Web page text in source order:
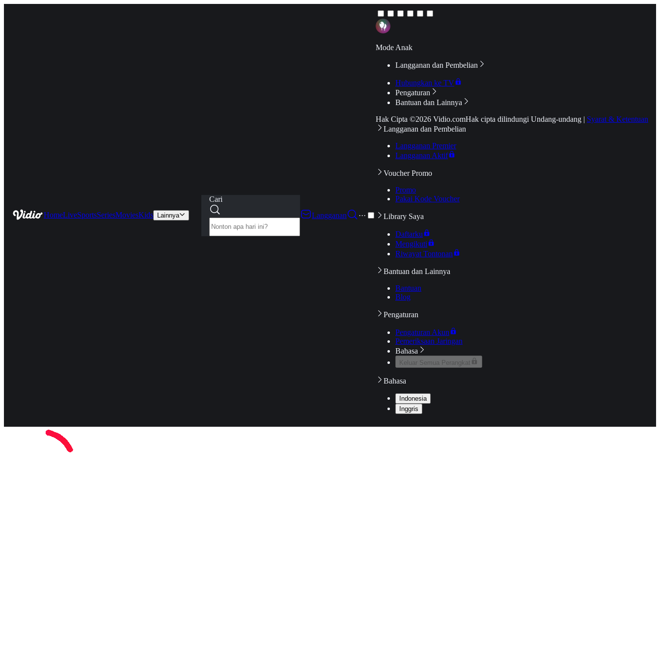
HomeLiveSportsSeriesMoviesKids Lainnya
Cari
Langganan
···
Mode Anak
Langganan dan Pembelian
Hubungkan ke TV
Pengaturan
Bantuan dan Lainnya
Hak Cipta ©2026 Vidio.comHak cipta dilindungi Undang-undang | Syarat & Ketentuan
Langganan dan Pembelian
Langganan Premier
Langganan Aktif
Voucher Promo
Promo
Pakai Kode Voucher
Library Saya
Daftarku
Mengikuti
Riwayat Tontonan
Bantuan dan Lainnya
Bantuan
Blog
Pengaturan
Pengaturan Akun
Pemeriksaan Jaringan
Bahasa
Keluar Semua Perangkat
Bahasa
Indonesia
Inggris